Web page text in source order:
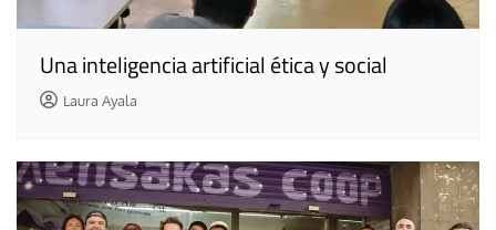
Una inteligencia artificial ética y social
Laura Ayala